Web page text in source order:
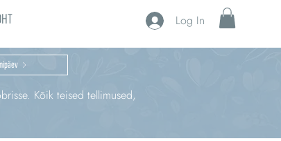
Log In
Kõik teised tellimused,